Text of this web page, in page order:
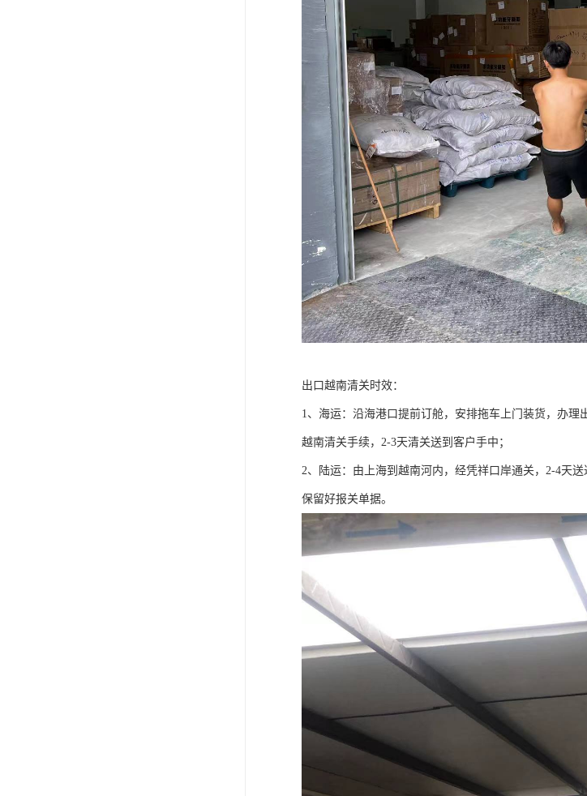
出口越南清关时效：
1、海运：沿海港口提前订舱，安排拖车上门装货，办
越南清关手续，2-3天清关送到客户手中；
2、陆运：由上海到越南河内，经凭祥口岸通关，2-4天
保留好报关单据。